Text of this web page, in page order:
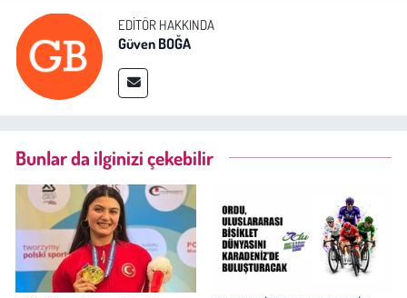
EDITÖR HAKKINDA
Güven BOĞA
Bunlar da ilginizi çekebilir